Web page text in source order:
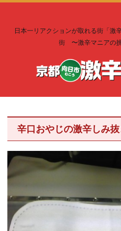
日本一リアクションが取れる街「激
街 〜激辛マニアの
辛口おやじの激辛しみ抜